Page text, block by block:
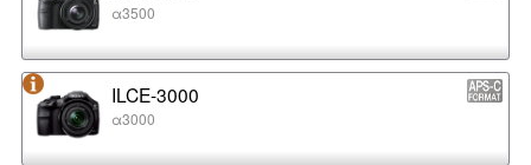
α3500
ILCE-3000
α3000